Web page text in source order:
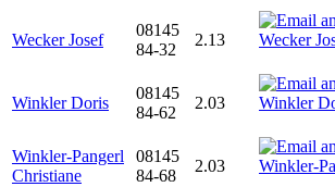
Wecker Josef
08145
84-32
2.13
Winkler Doris
08145
84-62
2.03
Winkler-Pangerl
Christiane
08145
84-68
2.03